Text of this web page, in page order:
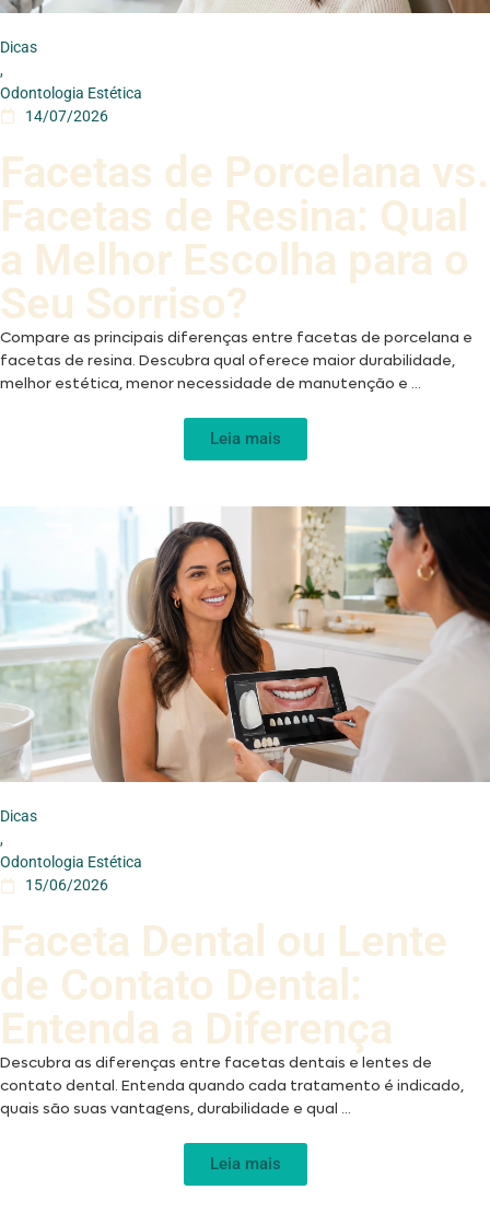
Dicas
,
Odontologia Estética
14/07/2026
Facetas de Porcelana vs.
Facetas de Resina: Qual
a Melhor Escolha para o
Seu Sorriso?
Compare as principais diferenças entre facetas de porcelana e
facetas de resina. Descubra qual oferece maior durabilidade,
melhor estética, menor necessidade de manutenção e ...
Leia mais
Dicas
,
Odontologia Estética
15/06/2026
Faceta Dental ou Lente
de Contato Dental:
Entenda a Diferença
Descubra as diferenças entre facetas dentais e lentes de
contato dental. Entenda quando cada tratamento é indicado,
quais são suas vantagens, durabilidade e qual ...
Leia mais